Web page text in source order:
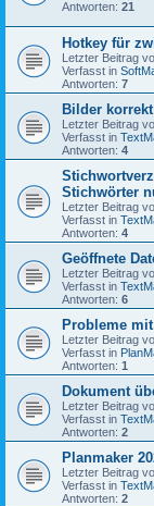
Antworten: 21
Hotkey für
Letzter Beitrag
Verfasst in
Antworten: 7
Bilder
Letzter Beitrag
Verfasst in
Antworten: 4
Stichwörter
Letzter Beitrag
Verfasst in
Antworten: 4
Geöffnete
Letzter Beitrag
Verfasst in
Antworten: 6
Probleme
Letzter Beitrag
Verfasst in
Antworten: 1
Dokument
Letzter Beitrag
Verfasst in
Antworten: 2
Planmaker
Letzter Beitrag
Verfasst in
Antworten: 2